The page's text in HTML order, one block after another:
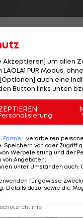
olympischen
Leonie Pless.
und Paul Sieber
Ende verbucht
Akzeptieren] um allen
PUR Modus,
auch eine
Button links unten
Partner verarbeiten
: Speichern von oder Zugriff
Werbeleistung und der
von Angeboten
unter Umständen auch:
für gewisse
Details dazu, sowie die